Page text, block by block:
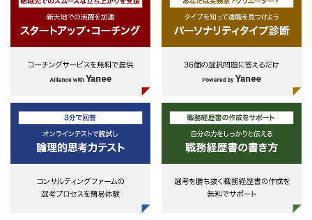
・M&A、ベンチャー投資
・グローバル展開支援
・その他ビジネスプロデュース全般
能力検定1級相当)以上